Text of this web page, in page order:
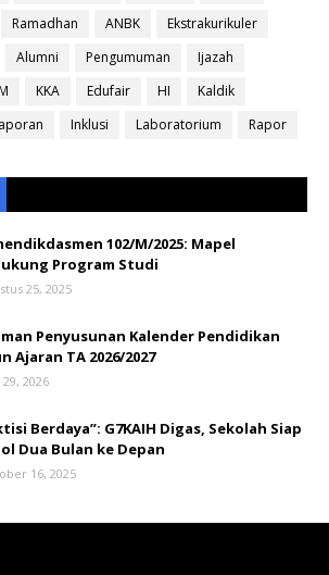
Ramadhan ANBK
Ekstrakurikuler
Alumni Pengumuman
Ijazah
KKA Edufair HI
Kaldik
Inklusi Laboratorium Rapor
102/M/2025: Mapel
Program Studi
25, 2025
Penyusunan Kalender Pendidikan
Ajaran TA 2026/2027
2026
Berdaya”: G7KAIH Digas, Sekolah Siap
Dua Bulan ke Depan
16, 2025